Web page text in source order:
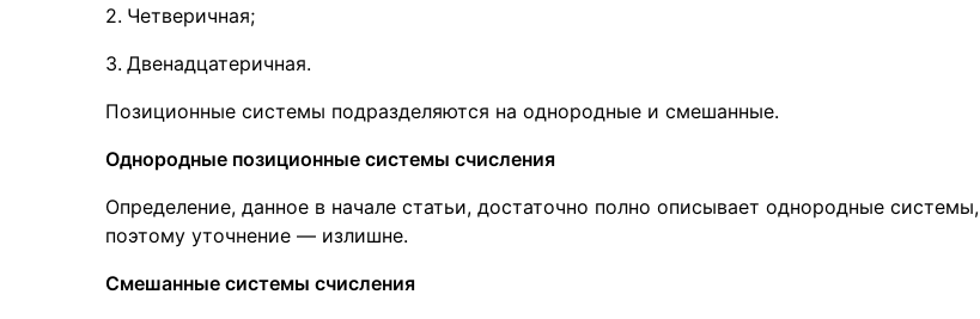
Четверичная;
Двенадцатеричная.
Позиционные системы подразделяются на однородные и смешанные.
Однородные позиционные системы счисления
Определение, данное в начале статьи, достаточно полно описывает однородные системы,
поэтому уточнение — излишне.
Смешанные системы счисления